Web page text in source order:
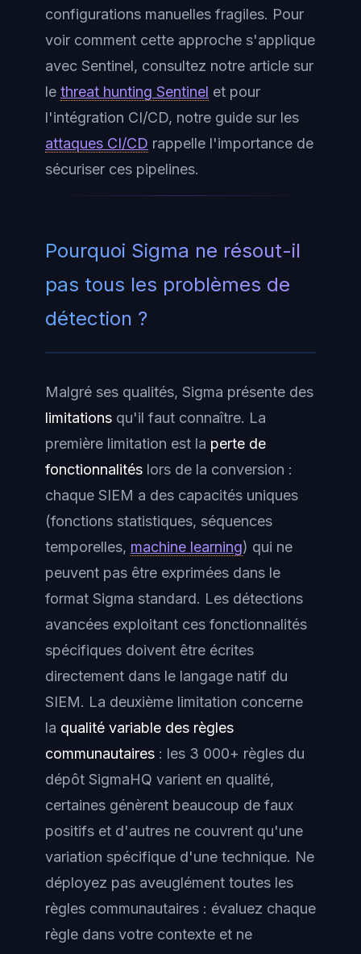
configurations manuelles fragiles. Pour
voir comment cette approche s'applique
avec Sentinel, consultez notre article sur
le threat hunting Sentinel et pour
l'intégration CI/CD, notre guide sur les
attaques CI/CD rappelle l'importance de
sécuriser ces pipelines.
Pourquoi Sigma ne résout-il
pas tous les problèmes de
détection ?
Malgré ses qualités, Sigma présente des
limitations qu'il faut connaître. La
première limitation est la perte de
fonctionnalités lors de la conversion :
chaque SIEM a des capacités uniques
(fonctions statistiques, séquences
temporelles, machine learning) qui ne
peuvent pas être exprimées dans le
format Sigma standard. Les détections
avancées exploitant ces fonctionnalités
spécifiques doivent être écrites
directement dans le langage natif du
SIEM. La deuxième limitation concerne
la qualité variable des règles
communautaires : les 3 000+ règles du
dépôt SigmaHQ varient en qualité,
certaines génèrent beaucoup de faux
positifs et d'autres ne couvrent qu'une
variation spécifique d'une technique. Ne
déployez pas aveuglément toutes les
règles communautaires : évaluez chaque
règle dans votre contexte et ne